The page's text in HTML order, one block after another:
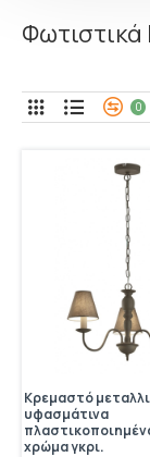
0
Κρεμαστό
υφασμάτινα
χρώμα γκρι.